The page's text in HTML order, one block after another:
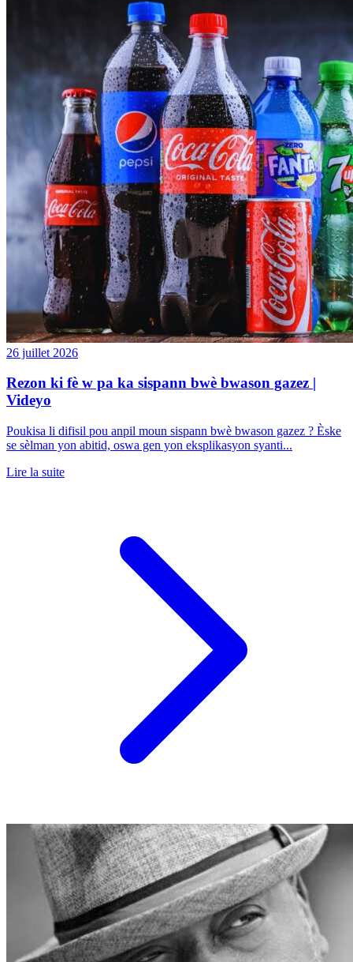
26 juillet 2026
Rezon ki fè w pa ka sispann bwè bwason gazez |
Videyo
Poukisa li difisil pou anpil moun sispann bwè bwason gazez ? Èske
se sèlman yon abitid, oswa gen yon eksplikasyon syanti...
Lire la suite